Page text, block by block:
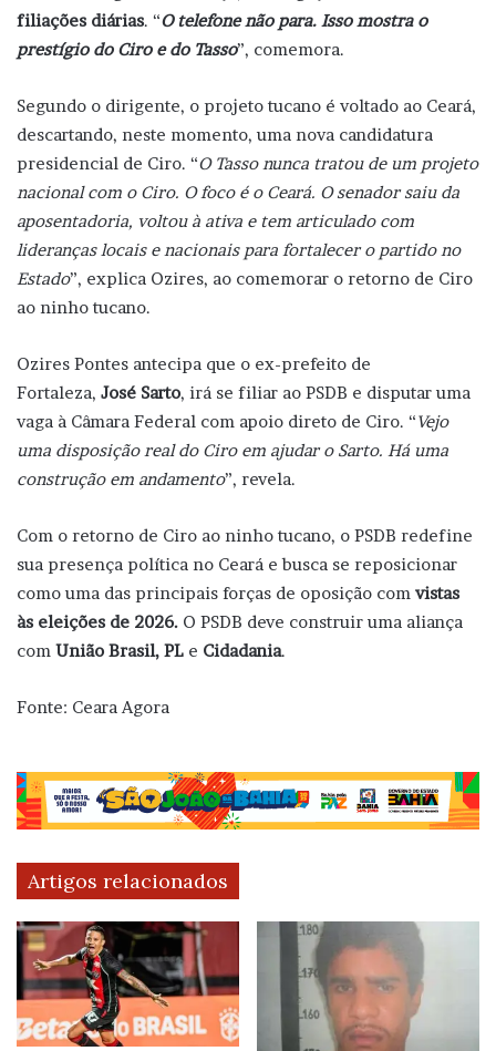
filiações diárias. “O telefone não para. Isso mostra o
prestígio do Ciro e do Tasso”, comemora.
Segundo o dirigente, o projeto tucano é voltado ao Ceará,
descartando, neste momento, uma nova candidatura
presidencial de Ciro. “O Tasso nunca tratou de um projeto
nacional com o Ciro. O foco é o Ceará. O senador saiu da
aposentadoria, voltou à ativa e tem articulado com
lideranças locais e nacionais para fortalecer o partido no
Estado”, explica Ozires, ao comemorar o retorno de Ciro
ao ninho tucano.
Ozires Pontes antecipa que o ex-prefeito de
Fortaleza, José Sarto, irá se filiar ao PSDB e disputar uma
vaga à Câmara Federal com apoio direto de Ciro. “Vejo
uma disposição real do Ciro em ajudar o Sarto. Há uma
construção em andamento”, revela.
Com o retorno de Ciro ao ninho tucano, o PSDB redefine
sua presença política no Ceará e busca se reposicionar
como uma das principais forças de oposição com vistas
às eleições de 2026. O PSDB deve construir uma aliança
com União Brasil, PL e Cidadania.
Fonte: Ceara Agora
Artigos relacionados